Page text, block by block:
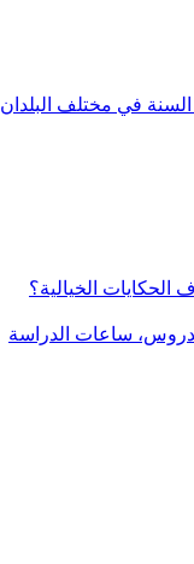
في مختلف البلدان
الحكايات الخيالية؟
ساعات الدراسة